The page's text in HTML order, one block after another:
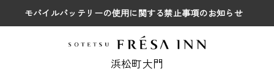
モバイルバッテリーの使用に関する禁止事項のお知らせ
浜松町大門